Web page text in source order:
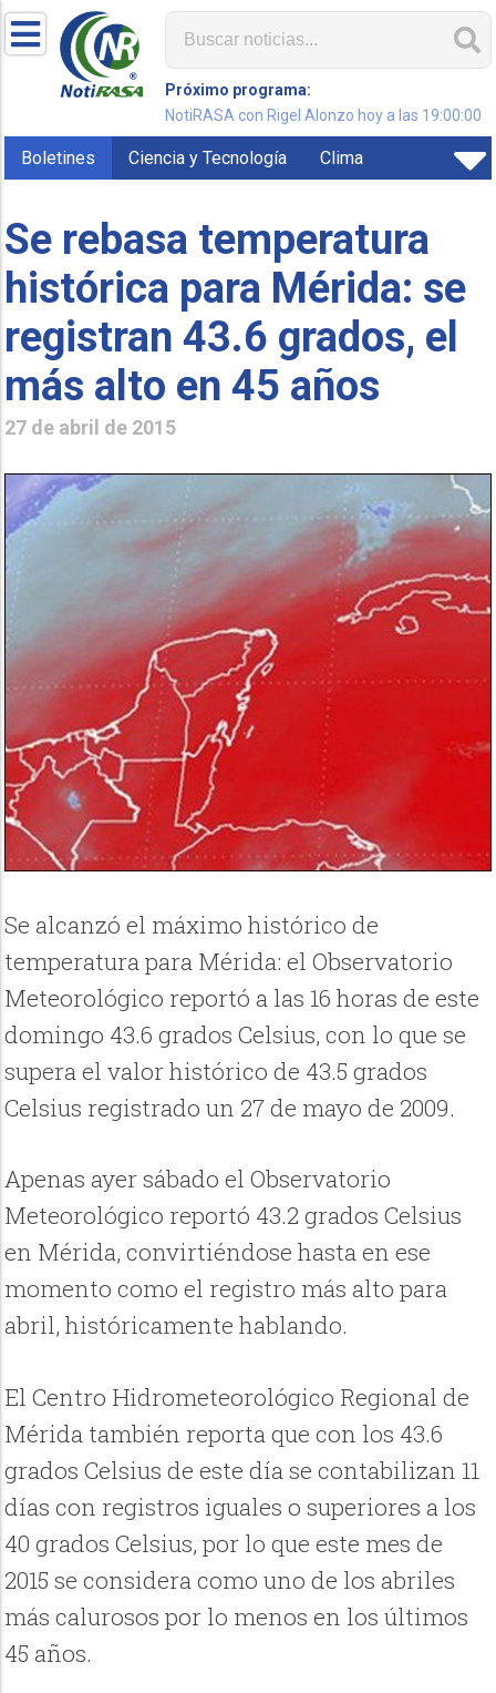
Próximo programa:
NotiRASA con Rigel Alonzo hoy a las 19:00:00
Boletines Ciencia y Tecnología Clima
Se rebasa temperatura
histórica para Mérida: se
registran 43.6 grados, el
más alto en 45 años
27 de abril de 2015
Se alcanzó el máximo histórico de
temperatura para Mérida: el Observatorio
Meteorológico reportó a las 16 horas de este
domingo 43.6 grados Celsius, con lo que se
supera el valor histórico de 43.5 grados
Celsius registrado un 27 de mayo de 2009.
Apenas ayer sábado el Observatorio
Meteorológico reportó 43.2 grados Celsius
en Mérida, convirtiéndose hasta en ese
momento como el registro más alto para
abril, históricamente hablando.
El Centro Hidrometeorológico Regional de
Mérida también reporta que con los 43.6
grados Celsius de este día se contabilizan 11
días con registros iguales o superiores a los
40 grados Celsius, por lo que este mes de
2015 se considera como uno de los abriles
más calurosos por lo menos en los últimos
45 años.